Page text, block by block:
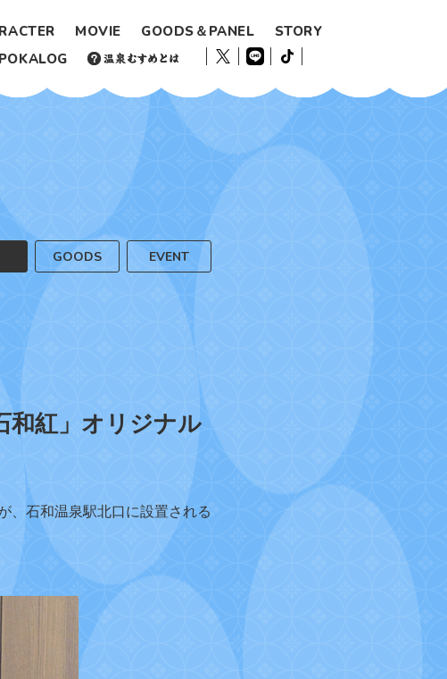
MOVIE GOODS＆PANEL
STORY
POKALOG
GOODS EVENT
和紅」オリジナル
、石和温泉駅北口に設置される